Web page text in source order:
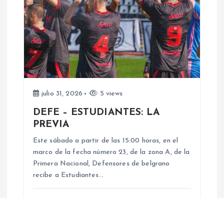
ó
n
d
julio 31, 2026 5 views
DEFE – ESTUDIANTES: LA
PREVIA
Este sábado a partir de las 15:00 horas, en el
marco de la fecha número 23, de la zona A, de la
Primera Nacional, Defensores de belgrano
recibe a Estudiantes…